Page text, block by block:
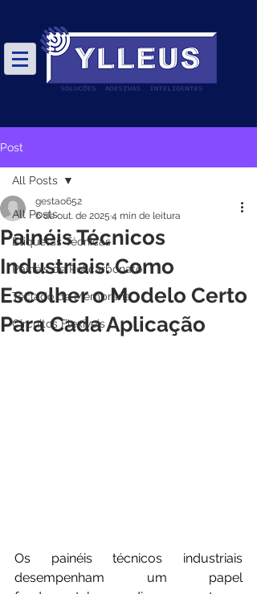
Post
All Posts
Etiquetas Técnicas
Painéis de Policarbonato
Teclado de Membrana
Circuitos Flexíveis
All Posts
Painéis Técnicos
Industriais: Como
Escolher o Modelo Certo
Para Cada Aplicação
gestao652
6 de out. de 2025 4 min de leitura
Os painéis técnicos industriais
desempenham um papel